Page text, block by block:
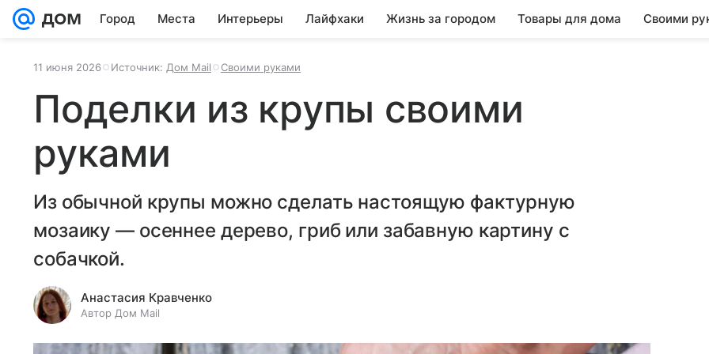
Город Места Интерьеры Лайфхаки Жизнь за городом Товары для дома Своими
11 июня 2026 Источник: Дом Mail Своими руками
Поделки из крупы своими
руками
Из обычной крупы можно сделать настоящую фактурную
мозаику — осеннее дерево, гриб или забавную картину с
собачкой.
Анастасия Кравченко
Автор Дом Mail